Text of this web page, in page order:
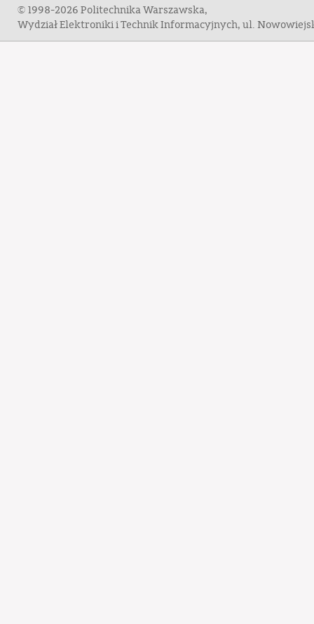
© 1998-2026 Politechnika Warszawska,
Wydział Elektroniki i Technik Informacyjnych, ul.